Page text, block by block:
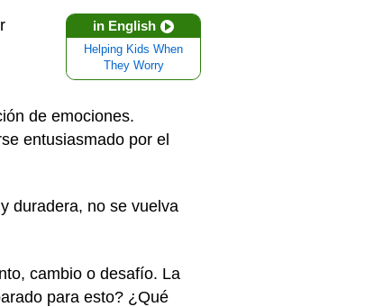
in English
Helping Kids When
They Worry
de emociones.
entusiasmado por el
duradera, no se vuelva
cambio o desafío. La
para esto? ¿Qué